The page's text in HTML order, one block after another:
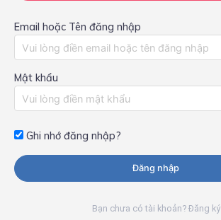
Email hoặc Tên đăng nhập
Mật khẩu
Ghi nhớ đăng nhập?
Đăng nhập
Bạn chưa có tài khoản? Đăng ký